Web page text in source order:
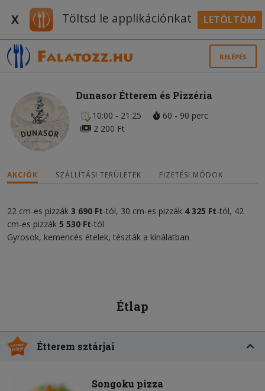
X Töltsd le applikációnkat LETÖLTÖM
BELÉPÉS
Dunasor Étterem és Pizzéria
10:00 - 21:25
60 - 90 perc
2 200 Ft
AKCIÓK SZÁLLÍTÁSI TERÜLETEK FIZETÉSI MÓDOK
22 cm-es pizzák 3 690 Ft-tól, 30 cm-es pizzák 4 325 Ft-tól, 42
cm-es pizzák 5 530 Ft-tól
Gyrosok, kemencés ételek, tészták a kínálatban
Étlap
Étterem sztárjai
Songoku pizza